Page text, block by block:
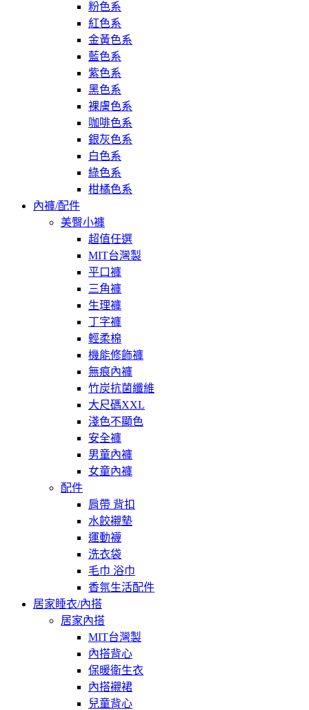
粉色系
紅色系
金黃色系
藍色系
紫色系
黑色系
裸膚色系
咖啡色系
銀灰色系
白色系
綠色系
柑橘色系
內褲/配件
美臀小褲
超值任選
MIT台灣製
平口褲
三角褲
生理褲
丁字褲
輕柔棉
機能修飾褲
無痕內褲
竹炭抗菌纖維
大尺碼XXL
淺色不顯色
安全褲
男童內褲
女童內褲
配件
肩帶 背扣
水餃襯墊
運動襪
洗衣袋
毛巾 浴巾
香氛生活配件
居家睡衣/內搭
居家內搭
MIT台灣製
內搭背心
保暖衛生衣
內搭襯裙
兒童背心